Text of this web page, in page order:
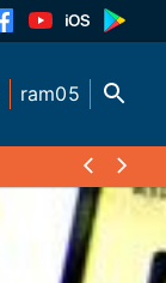
ram05